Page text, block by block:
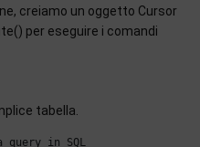
creiamo un oggetto Cursor
per eseguire i comandi
tabella.
in SQL